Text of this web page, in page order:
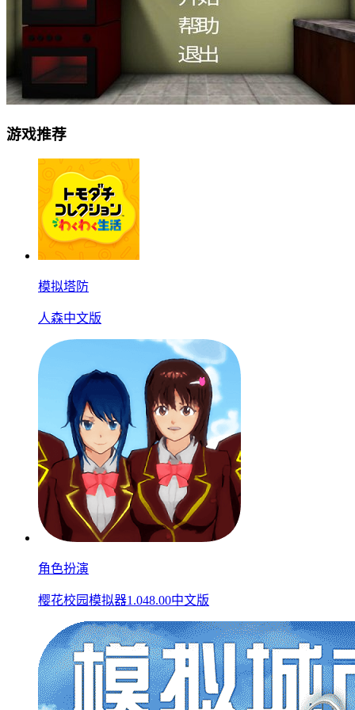
游戏推荐
模拟塔防
人森中文版
角色扮演
樱花校园模拟器1.048.00中文版